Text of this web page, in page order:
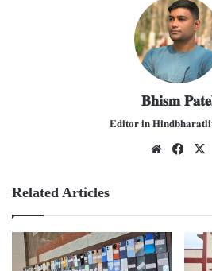
𝐁𝐡𝐢𝐬𝐦
𝐄𝐝𝐢𝐭𝐨𝐫 𝐢𝐧
We
Fac
Related Articles